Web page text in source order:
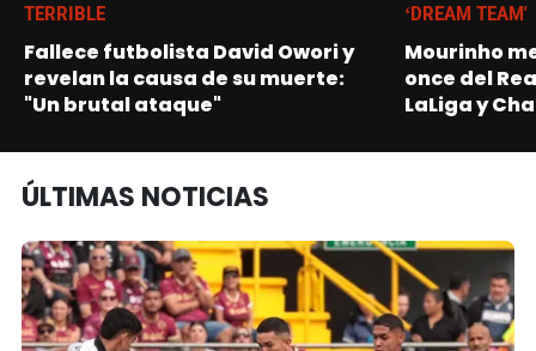
TERRIBLE
Fallece futbolista David Owori y
revelan la causa de su muerte:
"Un brutal ataque"
‘DREAM TEAM'
Mourinho
once del
LaLiga y
ÚLTIMAS NOTICIAS